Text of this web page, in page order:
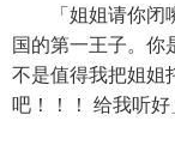
「姐姐请你闭嘴
国的第一王子。你
不是值得我把姐姐
吧！！！ 给我听好